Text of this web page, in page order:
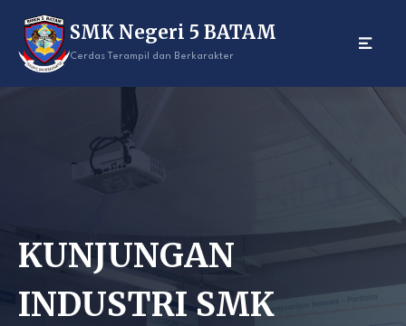
content
SMK Negeri 5 BATAM
Cerdas Terampil dan Berkarakter
KUNJUNGAN
INDUSTRI SMK